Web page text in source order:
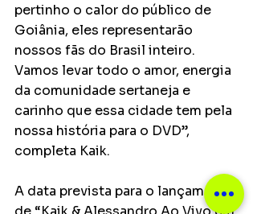
pertinho o calor do público de
Goiânia, eles representarão
nossos fãs do Brasil inteiro.
Vamos levar todo o amor, energia
da comunidade sertaneja e
carinho que essa cidade tem pela
nossa história para o DVD”,
completa Kaik.
A data prevista para o lançamento